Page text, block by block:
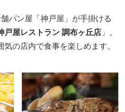
パン屋「神戸屋」が手掛ける
戸屋レストラン 調布ヶ丘店 」。
の店内で食事を楽しめます。